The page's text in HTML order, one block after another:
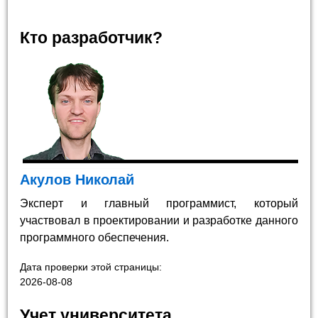
Кто разработчик?
Акулов Николай
Эксперт и главный программист, который
участвовал в проектировании и разработке данного
программного обеспечения.
Дата проверки этой страницы:
2026-08-08